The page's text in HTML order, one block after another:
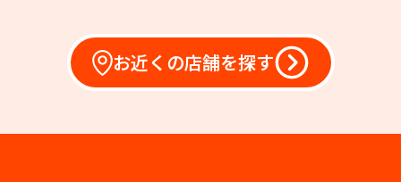
お近くの店舗を探す